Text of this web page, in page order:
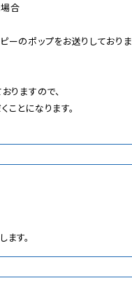
合
ーのポップをお送りしておりま
りますので、
とになります。
す。